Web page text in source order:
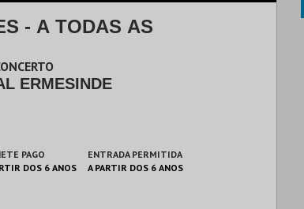
- A TODAS AS
ERMESINDE
PAGO
DOS 6 ANOS
ENTRADA PERMITIDA
A PARTIR DOS 6 ANOS